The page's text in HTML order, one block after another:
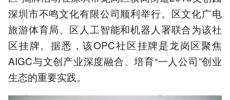
深圳市不鸣文化有限公司顺利举行。区文化广电
旅游体育局、区人工智能和机器人署联合为该社
区挂牌。据悉，该OPC社区挂牌是龙岗区聚焦
AIGC与文创产业深度融合、培育“一人公司”创业
生态的重要实践。